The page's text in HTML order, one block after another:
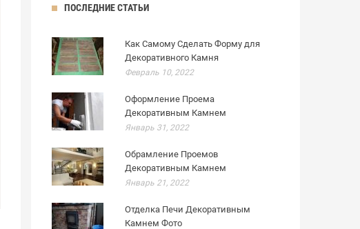
ПОСЛЕДНИЕ СТАТЬИ
Как Самому Сделать Форму для
Декоративного Камня
Февраль 10, 2022
Оформление Проема
Декоративным Камнем
Январь 31, 2022
Обрамление Проемов
Декоративным Камнем
Январь 21, 2022
Отделка Печи Декоративным
Камнем Фото